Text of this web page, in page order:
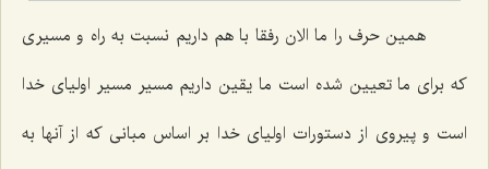
همین حرف را ما الان رفقا با هم داریم نسبت به راه و مسیری
که برای ما تعیین شده است ما یقین داریم مسیر مسیر اولیای خدا
است و پیروی از دستورات اولیای خدا بر اساس مبانی که از آنها به